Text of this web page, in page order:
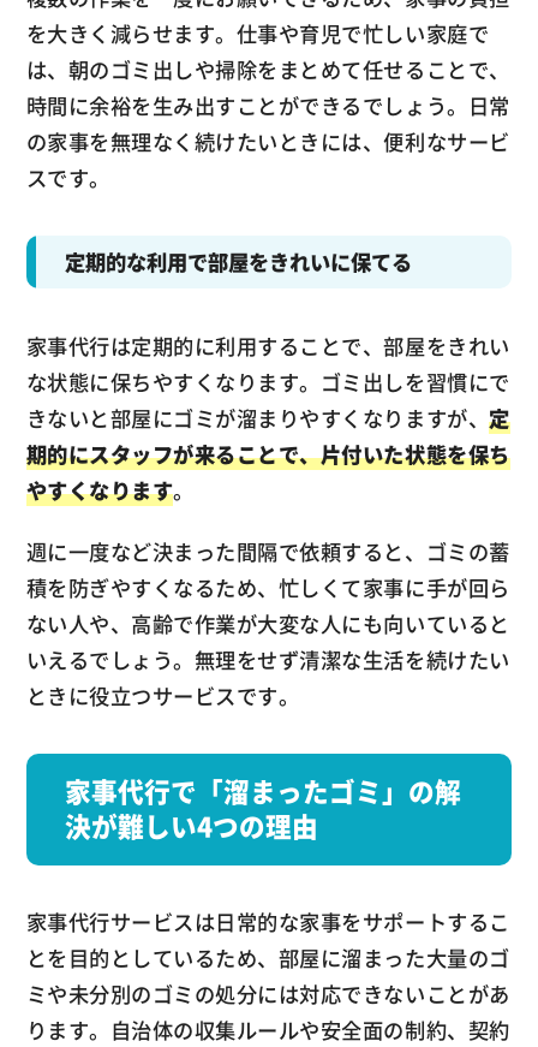
を大きく減らせます。仕事や育児で忙しい家庭で
は、朝のゴミ出しや掃除をまとめて任せることで、
時間に余裕を生み出すことができるでしょう。日常
の家事を無理なく続けたいときには、便利なサービ
スです。
定期的な利用で部屋をきれいに保てる
家事代行は定期的に利用することで、部屋をきれい
な状態に保ちやすくなります。ゴミ出しを習慣にで
きないと部屋にゴミが溜まりやすくなりますが、定
期的にスタッフが来ることで、片付いた状態を保ち
やすくなります。
週に一度など決まった間隔で依頼すると、ゴミの蓄
積を防ぎやすくなるため、忙しくて家事に手が回ら
ない人や、高齢で作業が大変な人にも向いていると
いえるでしょう。無理をせず清潔な生活を続けたい
ときに役立つサービスです。
家事代行で「溜まったゴミ」の解
決が難しい4つの理由
家事代行サービスは日常的な家事をサポートするこ
とを目的としているため、部屋に溜まった大量のゴ
ミや未分別のゴミの処分には対応できないことがあ
ります。自治体の収集ルールや安全面の制約、契約